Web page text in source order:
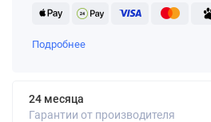
Подробнее
24 месяца
Гарантии от производителя